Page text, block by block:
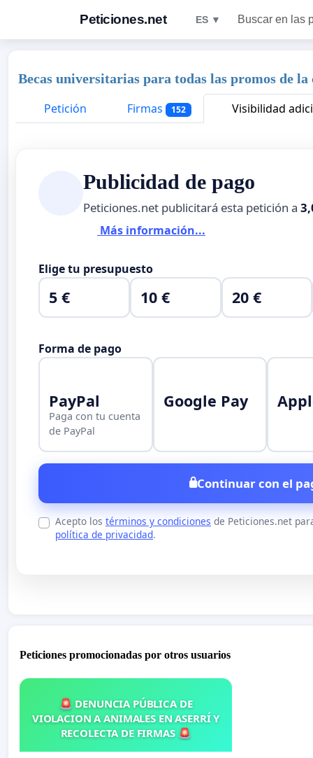
Peticiones.net ES ▼ Buscar en las
Becas universitarias para todas las promos de la
Petición
Firmas 152 Visibilidad
Publicidad de pago
Peticiones.net publicitará esta petición a
Más información...
Elige tu presupuesto
5 € 10 € 20 €
Forma de pago
PayPal
Paga con tu cuenta
de PayPal
Google Pay
Continuar con el
Acepto los términos y condiciones de Peticiones.net
política de privacidad.
Peticiones promocionadas por otros usuarios
🚨 DENUNCIA PÚBLICA DE
VIOLACION A ANIMALES EN ASERRÍ Y
RECOLECTA DE FIRMAS 🚨